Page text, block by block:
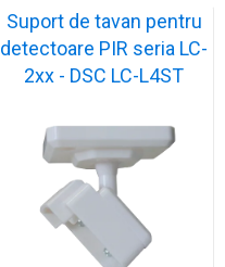
Suport de tavan pentru
detectoare PIR seria LC-
2xx - DSC LC-L4ST